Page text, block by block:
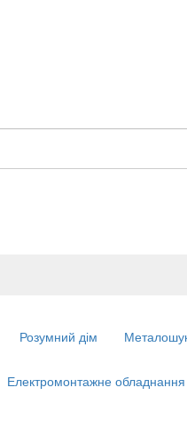
Розумний дім
Електромонтажне обладнання